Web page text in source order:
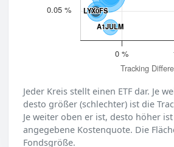
Tracking
A1JULM
A1JULM
LYX0FS
LYX0FS
0 %
0.05 %
Jeder Kreis stellt einen ETF dar. Je
desto größer (schlechter) ist die
Je weiter oben er ist, desto höher
angegebene Kostenquote. Die
Fondsgröße.